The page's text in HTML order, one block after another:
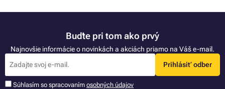
Buďte pri tom ako prvý
Najnovšie informácie o novinkách a akciách priamo na Váš e-mail.
Prihlásiť odber
Súhlasím so spracovaním osobných údajov